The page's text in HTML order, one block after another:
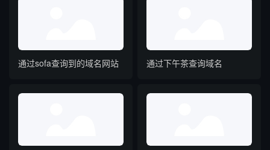
通过sofa查询到的域名网站 通过下午茶查询域名